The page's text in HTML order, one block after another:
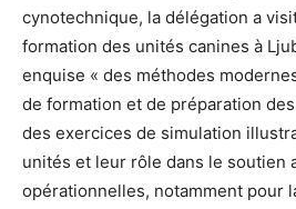
cynotechnique, la délégation a
formation des unités canines à
enquise « des méthodes
de formation et de préparation
des exercices de simulation
unités et leur rôle dans le soutien
opérationnelles, notamment pour